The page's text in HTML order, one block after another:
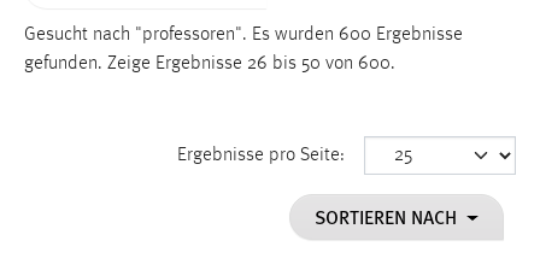
Gesucht nach "professoren". Es wurden 600 Ergebnisse
gefunden. Zeige Ergebnisse 26 bis 50 von 600.
Ergebnisse pro Seite:
SORTIEREN NACH
Name:
Dieser Cookie speichert die ausgewählten Einverständnis-